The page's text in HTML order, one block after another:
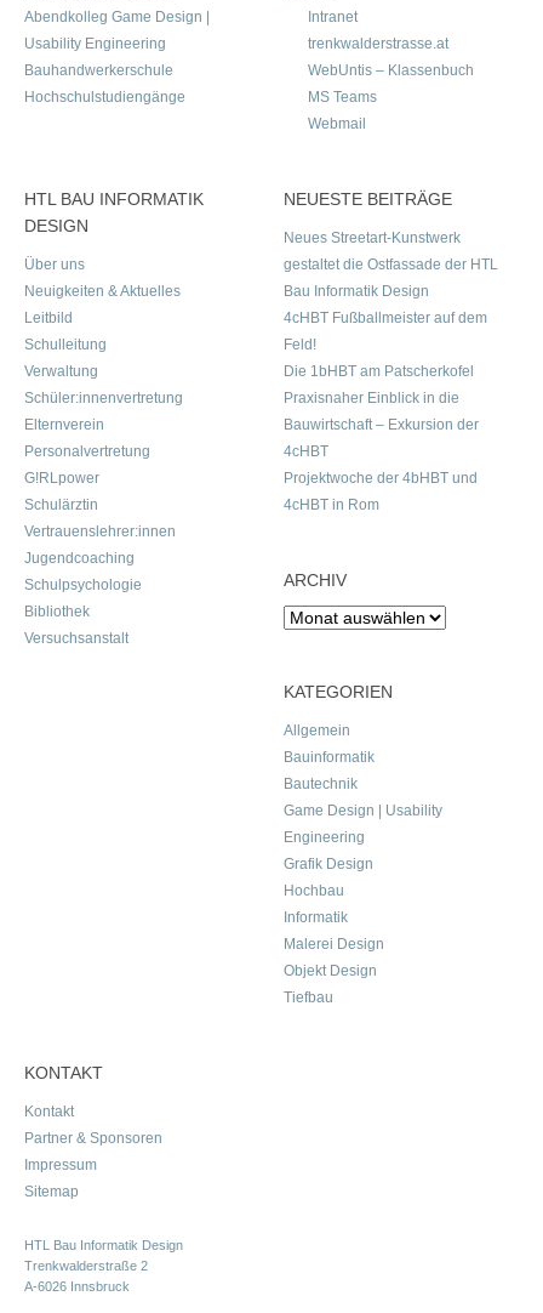
Abendkolleg Game Design |
Usability Engineering
Bauhandwerkerschule
Hochschulstudiengänge
Intranet
trenkwalderstrasse.at
WebUntis – Klassenbuch
MS Teams
Webmail
HTL BAU INFORMATIK
DESIGN
Über uns
Neuigkeiten & Aktuelles
Leitbild
Schulleitung
Verwaltung
Schüler:innenvertretung
Elternverein
Personalvertretung
G!RLpower
Schulärztin
Vertrauenslehrer:innen
Jugendcoaching
Schulpsychologie
Bibliothek
Versuchsanstalt
NEUESTE BEITRÄGE
Neues Streetart-Kunstwerk
gestaltet die Ostfassade der HTL
Bau Informatik Design
4cHBT Fußballmeister auf dem
Feld!
Die 1bHBT am Patscherkofel
Praxisnaher Einblick in die
Bauwirtschaft – Exkursion der
4cHBT
Projektwoche der 4bHBT und
4cHBT in Rom
ARCHIV
Archiv
KATEGORIEN
Allgemein
Bauinformatik
Bautechnik
Game Design | Usability
Engineering
Grafik Design
Hochbau
Informatik
Malerei Design
Objekt Design
Tiefbau
KONTAKT
Kontakt
Partner & Sponsoren
Impressum
Sitemap
HTL Bau Informatik Design
Trenkwalderstraße 2
A-6026 Innsbruck